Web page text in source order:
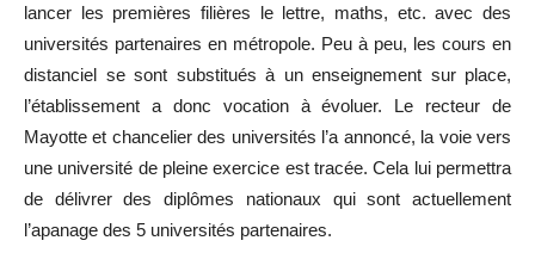
lancer les premières filières le lettre, maths, etc. avec des
universités partenaires en métropole. Peu à peu, les cours en
distanciel se sont substitués à un enseignement sur place,
l’établissement a donc vocation à évoluer. Le recteur de
Mayotte et chancelier des universités l’a annoncé, la voie vers
une université de pleine exercice est tracée. Cela lui permettra
de délivrer des diplômes nationaux qui sont actuellement
l’apanage des 5 universités partenaires.